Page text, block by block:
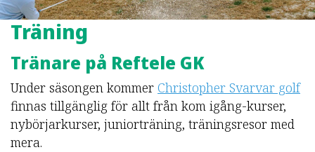
Träning
Tränare på Reftele GK
Under säsongen kommer Christopher Svarvar golf
finnas tillgänglig för allt från kom igång-kurser,
nybörjarkurser, juniorträning, träningsresor med
mera.